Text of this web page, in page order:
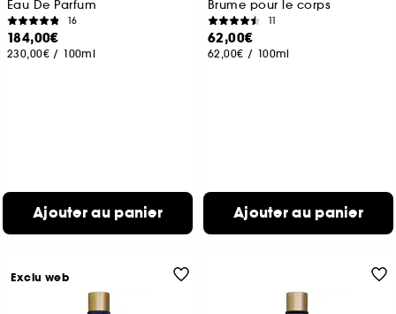
Eau De Parfum
16
184,00€
230,00€ / 100ml
Ajouter au panier
Brume pour le corps
11
62,00€
62,00€ / 100ml
Ajouter au panier
Exclu web